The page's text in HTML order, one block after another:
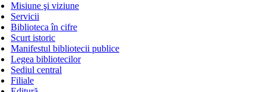
Misiune şi viziune
Servicii
Biblioteca în cifre
Scurt istoric
Manifestul bibliotecii publice
Legea bibliotecilor
Sediul central
Filiale